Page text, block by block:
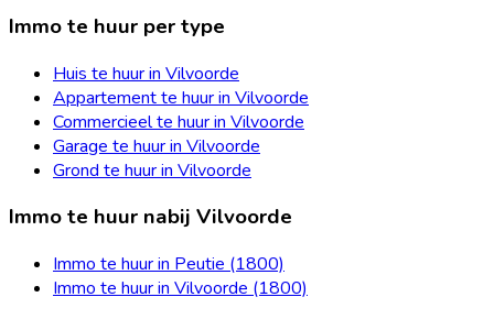
Immo te huur per type
Huis te huur in Vilvoorde
Appartement te huur in Vilvoorde
Commercieel te huur in Vilvoorde
Garage te huur in Vilvoorde
Grond te huur in Vilvoorde
Immo te huur nabij Vilvoorde
Immo te huur in Peutie (1800)
Immo te huur in Vilvoorde (1800)